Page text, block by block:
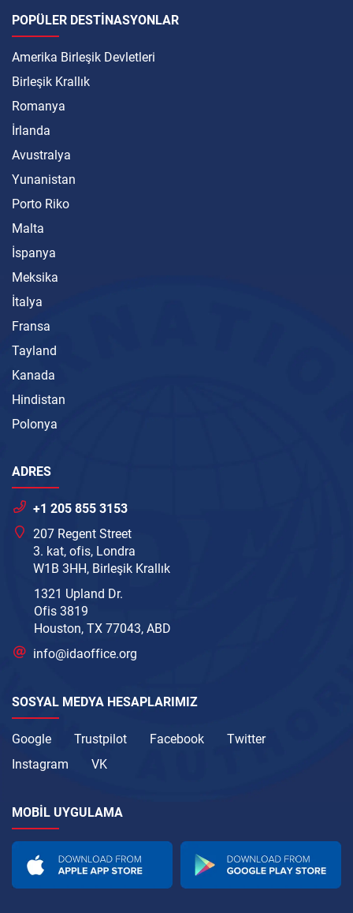
POPÜLER DESTINASYONLAR
Amerika Birleşik Devletleri
Birleşik Krallık
Romanya
İrlanda
Avustralya
Yunanistan
Porto Riko
Malta
İspanya
Meksika
İtalya
Fransa
Tayland
Kanada
Hindistan
Polonya
ADRES
+1 205 855 3153
207 Regent Street
3. kat, ofis, Londra
W1B 3HH, Birleşik Krallık
1321 Upland Dr.
Ofis 3819
Houston, TX 77043, ABD
info@idaoffice.org
SOSYAL MEDYA HESAPLARIMIZ
Google Trustpilot Facebook
Twitter
Instagram
VK
MOBIL UYGULAMA